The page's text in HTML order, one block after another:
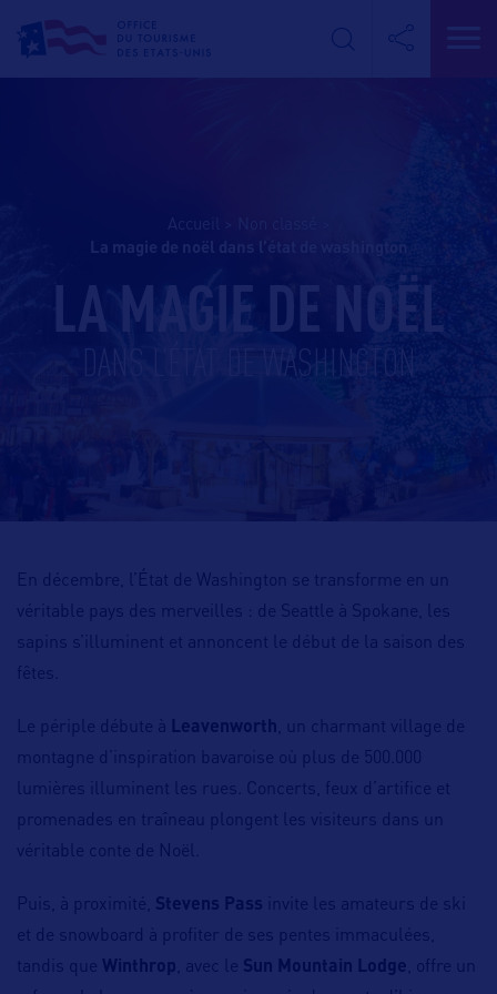
la magie de noël dans l’état de washington
LA MAGIE DE NOËL
DANS L’ÉTAT DE WASHINGTON
En décembre, l’État de Washington se transforme en un
véritable pays des merveilles : de Seattle à Spokane, les
sapins s’illuminent et annoncent le début de la saison des
fêtes.
Le périple débute à Leavenworth , un charmant village de
montagne d’inspiration bavaroise où plus de 500.000
lumières illuminent les rues. Concerts, feux d’artifice et
promenades en traîneau plongent les visiteurs dans un
véritable conte de Noël.
Puis, à proximité, Stevens Pass invite les amateurs de ski
et de snowboard à profiter de ses pentes immaculées,
tandis que Winthrop , avec le Sun Mountain Lodge , offre un